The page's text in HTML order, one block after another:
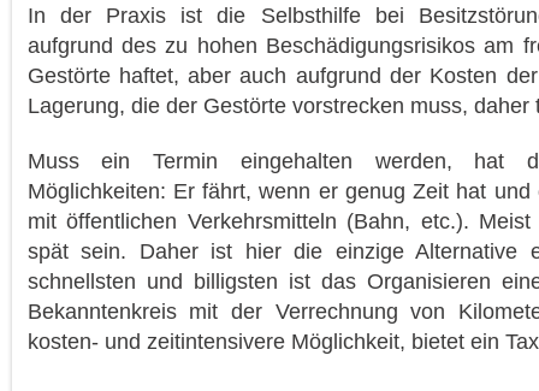
In der Praxis ist die Selbsthilfe bei
aufgrund des zu hohen Beschädigungsrisikos am
Gestörte haftet, aber auch aufgrund der Kosten
Lagerung, die der Gestörte vorstrecken muss, daher
Muss ein Termin eingehalten werden, hat
Möglichkeiten: Er fährt, wenn er genug Zeit hat
mit öffentlichen Verkehrsmitteln (Bahn, etc.).
spät sein. Daher ist hier die einzige Alternative
schnellsten und billigsten ist das Organisieren
Bekanntenkreis mit der Verrechnung von
kosten- und zeitintensivere Möglichkeit, bietet ein